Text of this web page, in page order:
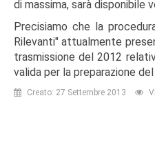
di massima, sarà disponibile
Precisiamo che la
Rilevanti" attualmente
trasmissione del 2012
valida per la preparazione
Creato: 27 Settembre 2013